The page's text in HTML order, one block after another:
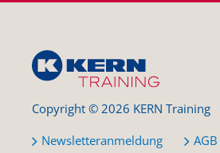
Copyright © 2026 KERN Training
Newsletteranmeldung
AGB